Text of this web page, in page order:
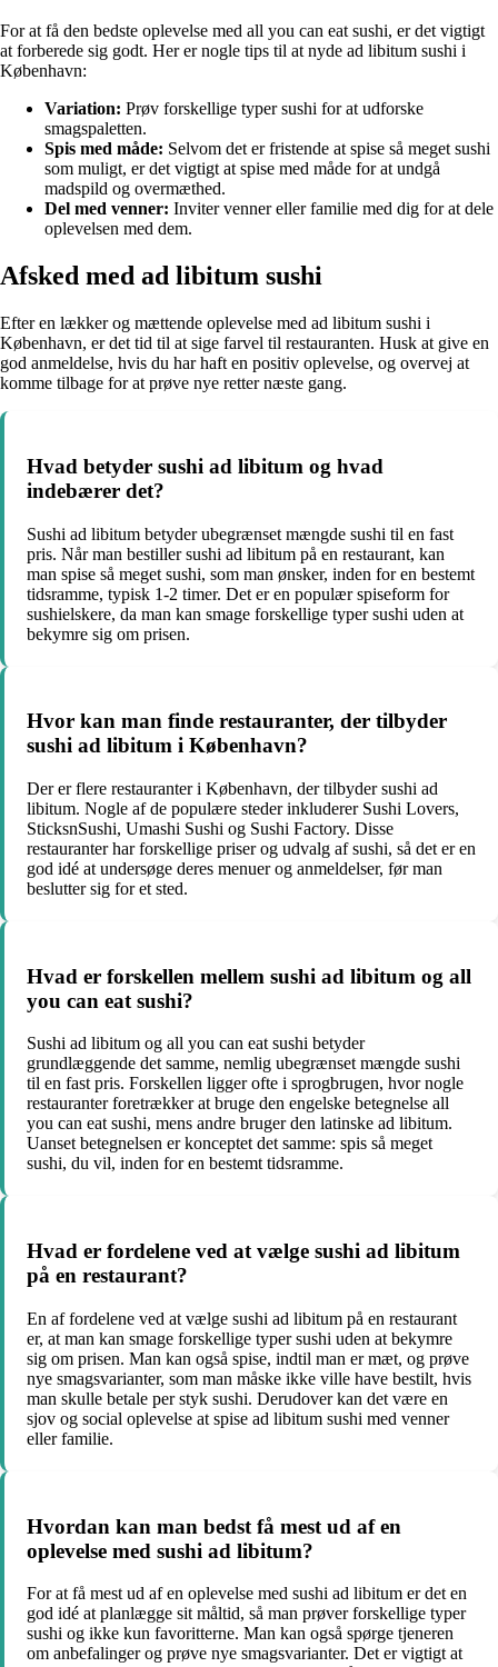
For at få den bedste oplevelse med all you can eat sushi, er det vigtigt
at forberede sig godt. Her er nogle tips til at nyde ad libitum sushi i
København:
Variation: Prøv forskellige typer sushi for at udforske
smagspaletten.
Spis med måde: Selvom det er fristende at spise så meget sushi
som muligt, er det vigtigt at spise med måde for at undgå
madspild og overmæthed.
Del med venner: Inviter venner eller familie med dig for at dele
oplevelsen med dem.
Afsked med ad libitum sushi
Efter en lækker og mættende oplevelse med ad libitum sushi i
København, er det tid til at sige farvel til restauranten. Husk at give en
god anmeldelse, hvis du har haft en positiv oplevelse, og overvej at
komme tilbage for at prøve nye retter næste gang.
Hvad betyder sushi ad libitum og hvad
indebærer det?
Sushi ad libitum betyder ubegrænset mængde sushi til en fast
pris. Når man bestiller sushi ad libitum på en restaurant, kan
man spise så meget sushi, som man ønsker, inden for en bestemt
tidsramme, typisk 1-2 timer. Det er en populær spiseform for
sushielskere, da man kan smage forskellige typer sushi uden at
bekymre sig om prisen.
Hvor kan man finde restauranter, der tilbyder
sushi ad libitum i København?
Der er flere restauranter i København, der tilbyder sushi ad
libitum. Nogle af de populære steder inkluderer Sushi Lovers,
SticksnSushi, Umashi Sushi og Sushi Factory. Disse
restauranter har forskellige priser og udvalg af sushi, så det er en
god idé at undersøge deres menuer og anmeldelser, før man
beslutter sig for et sted.
Hvad er forskellen mellem sushi ad libitum og all
you can eat sushi?
Sushi ad libitum og all you can eat sushi betyder
grundlæggende det samme, nemlig ubegrænset mængde sushi
til en fast pris. Forskellen ligger ofte i sprogbrugen, hvor nogle
restauranter foretrækker at bruge den engelske betegnelse all
you can eat sushi, mens andre bruger den latinske ad libitum.
Uanset betegnelsen er konceptet det samme: spis så meget
sushi, du vil, inden for en bestemt tidsramme.
Hvad er fordelene ved at vælge sushi ad libitum
på en restaurant?
En af fordelene ved at vælge sushi ad libitum på en restaurant
er, at man kan smage forskellige typer sushi uden at bekymre
sig om prisen. Man kan også spise, indtil man er mæt, og prøve
nye smagsvarianter, som man måske ikke ville have bestilt, hvis
man skulle betale per styk sushi. Derudover kan det være en
sjov og social oplevelse at spise ad libitum sushi med venner
eller familie.
Hvordan kan man bedst få mest ud af en
oplevelse med sushi ad libitum?
For at få mest ud af en oplevelse med sushi ad libitum er det en
god idé at planlægge sit måltid, så man prøver forskellige typer
sushi og ikke kun favoritterne. Man kan også spørge tjeneren
om anbefalinger og prøve nye smagsvarianter. Det er vigtigt at